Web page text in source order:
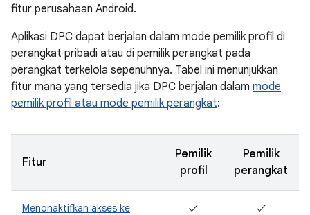
fitur perusahaan Android.
Aplikasi DPC dapat berjalan dalam mode pemilik profil di
perangkat pribadi atau di pemilik perangkat pada
perangkat terkelola sepenuhnya. Tabel ini menunjukkan
fitur mana yang tersedia jika DPC berjalan dalam mode
pemilik profil atau mode pemilik perangkat:
Fitur
Pemilik
profil
Pemilik
perangkat
Menonaktifkan akses ke
✓ ✓